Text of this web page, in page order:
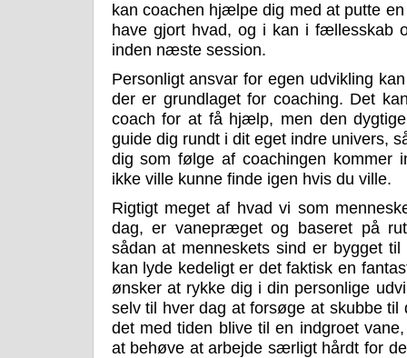
kan coachen hjælpe dig med at putte
have gjort hvad, og i kan i fællesskab
inden næste session.
Personligt ansvar for egen udvikling
der er grundlaget for coaching. Det
coach for at få hjælp, men den
guide dig rundt i dit eget indre univers,
dig som følge af coachingen kommer
ikke ville kunne finde igen hvis du ville.
Rigtigt meget af hvad vi som
dag, er vanepræget og baseret på
sådan at menneskets sind er bygget
kan lyde kedeligt er det faktisk en
ønsker at rykke dig i din personlige
selv til hver dag at forsøge at skubbe til
det med tiden blive til en indgroet
at behøve at arbejde særligt hårdt for